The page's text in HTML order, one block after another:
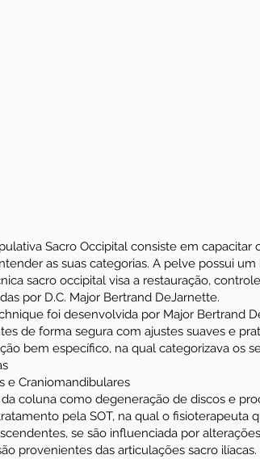
Sacro Occipital consiste em
as suas categorias. A pelve possui
sacro occipital visa a restauração,
por D.C. Major Bertrand DeJarnette.
foi desenvolvida por Major Bertrand
de forma segura com ajustes suaves e
bem específico, na qual categorizava os
e Craniomandibulares
coluna como degeneração de discos e
pela SOT, na qual o fisioterapeuta
se são influenciada por
provenientes das articulações sacro